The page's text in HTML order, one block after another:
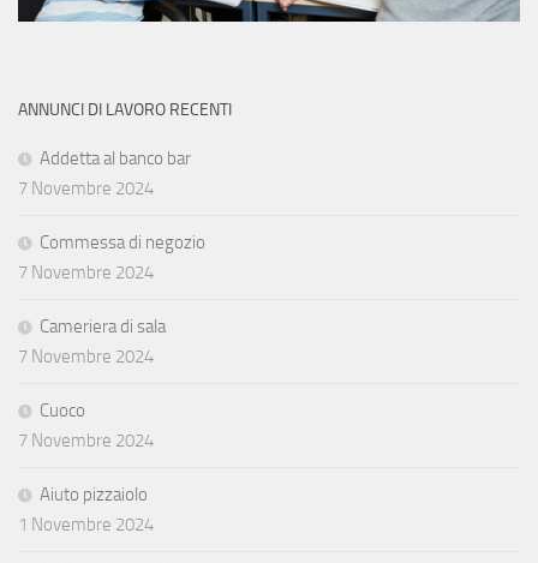
ANNUNCI DI LAVORO RECENTI
Addetta al banco bar
7 Novembre 2024
Commessa di negozio
7 Novembre 2024
Cameriera di sala
7 Novembre 2024
Cuoco
7 Novembre 2024
Aiuto pizzaiolo
1 Novembre 2024